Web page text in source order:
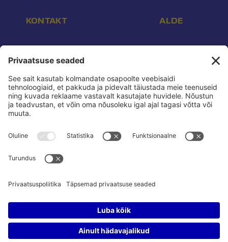
KONTAKT ALDE
Aadress:
Endla 16, Tallinn 10142
Telefon: +372 507 3113
Konto nr: EE532200221002169472
Saaja: Eesti Reformierakond
Pank:
HABAEE2X
reform.ee kasutustingimused:
Privaatsusseaded: